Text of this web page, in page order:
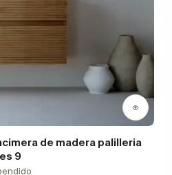
de madera palilleria
9